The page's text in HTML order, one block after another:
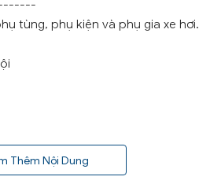
tùng, phụ kiện và phụ gia xe hơi.
Thêm Nội Dung